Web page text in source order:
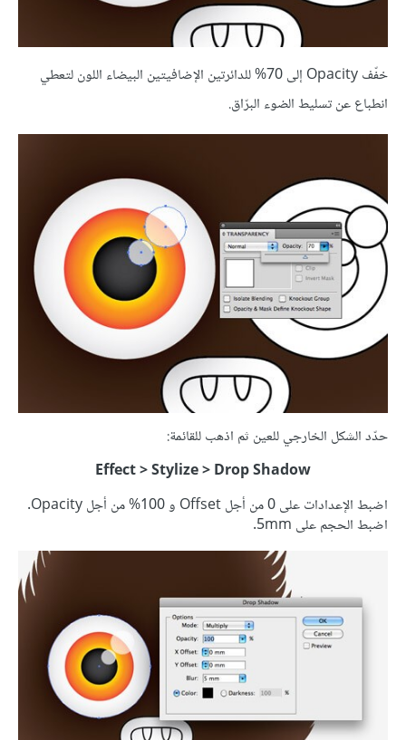
خفّف Opacity إلى 70% للدائرتين الإضافيتين البيضاء اللون لتعطي
انطباع عن تسليط الضوء البرّاق.
حدّد الشكل الخارجي للعين ثم اذهب للقائمة:
Effect > Stylize > Drop Shadow
اضبط الإعدادات على 0 من أجل Offset و 100% من أجل Opacity.
اضبط الحجم على 5mm.